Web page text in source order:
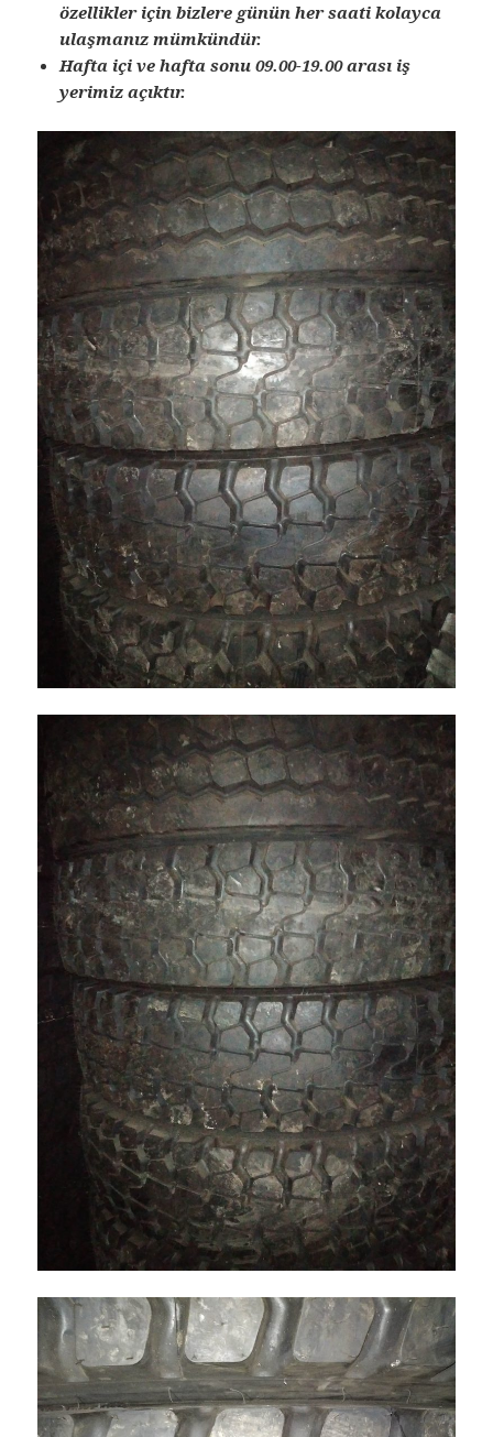
özellikler için bizlere günün her saati kolayca
ulaşmanız mümkündür.
Hafta içi ve hafta sonu 09.00-19.00 arası iş
yerimiz açıktır.